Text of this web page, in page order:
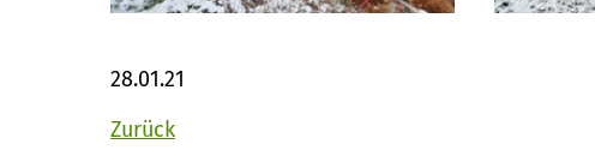
28.01.21
Zurück